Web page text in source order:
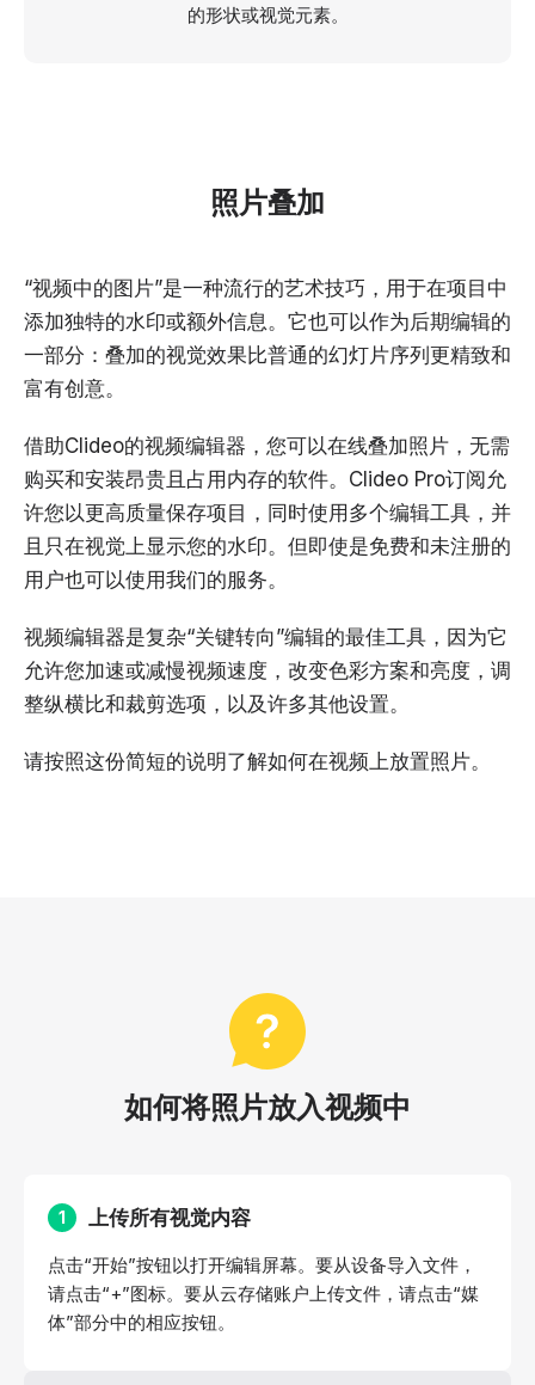
的形状或视觉元素。
照片叠加
“视频中的图片”是一种流行的艺术技巧，用于在项目中
添加独特的水印或额外信息。它也可以作为后期编辑的
一部分：叠加的视觉效果比普通的幻灯片序列更精致和
富有创意。
借助Clideo的视频编辑器，您可以在线叠加照片，无需
购买和安装昂贵且占用内存的软件。Clideo Pro订阅允
许您以更高质量保存项目，同时使用多个编辑工具，并
且只在视觉上显示您的水印。但即使是免费和未注册的
用户也可以使用我们的服务。
视频编辑器是复杂“关键转向”编辑的最佳工具，因为它
允许您加速或减慢视频速度，改变色彩方案和亮度，调
整纵横比和裁剪选项，以及许多其他设置。
请按照这份简短的说明了解如何在视频上放置照片。
如何将照片放入视频中
1 上传所有视觉内容
点击“开始”按钮以打开编辑屏幕。要从设备导入文件，
请点击“+”图标。要从云存储账户上传文件，请点击“媒
体”部分中的相应按钮。